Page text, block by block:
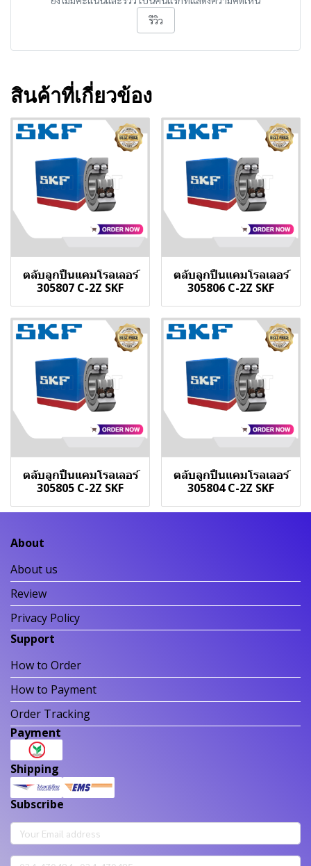
รีวิว
สินค้าที่เกี่ยวข้อง
ตลับลูกปืนแคมโรลเลอร์
305807 C-2Z SKF
ตลับลูกปืนแคมโรลเลอร์
305806 C-2Z SKF
ตลับลูกปืนแคมโรลเลอร์
305805 C-2Z SKF
ตลับลูกปืนแคมโรลเลอร์
305804 C-2Z SKF
About
About us
Review
Privacy Policy
Support
How to Order
How to Payment
Order Tracking
Payment
Shipping
Subscribe